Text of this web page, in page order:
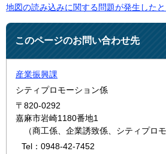
地図の読み込みに関する問題が発生したと
このページのお問い合わせ先
産業振興課
シティプロモーション係
〒820-0292
嘉麻市岩崎1180番地1
（商工係、企業誘致係、シティプロモ
Tel：0948-42-7452